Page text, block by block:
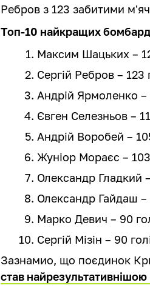
Ребров з 123 забитими
Топ-10 найкращих
Максим Шацьких –
Сергій Ребров – 123
Андрій Ярмоленко –
Євген Селезньов –
Андрій Воробей –
Жуніор Мораєс –
Олександр Гладкий
Олександр Гайдаш –
Марко Девич – 90
Сергій Мізін – 90
Зазнамио, що поєдинок
став